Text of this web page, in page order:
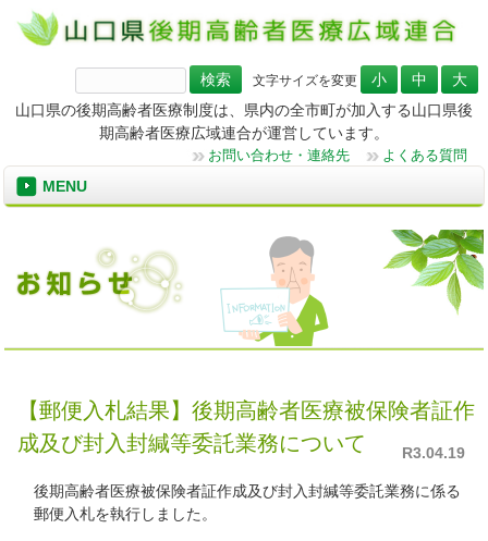
文字サイズを変更
検
索:
山口県の後期高齢者医療制度は、県内の全市町が加入する山口県後
期高齢者医療広域連合が運営しています。
お問い合わせ・連絡先 よくある質問
MENU
【郵便入札結果】後期高齢者医療被保険者証作
成及び封入封緘等委託業務について
R3.04.19
後期高齢者医療被保険者証作成及び封入封緘等委託業務に係る
郵便入札を執行しました。